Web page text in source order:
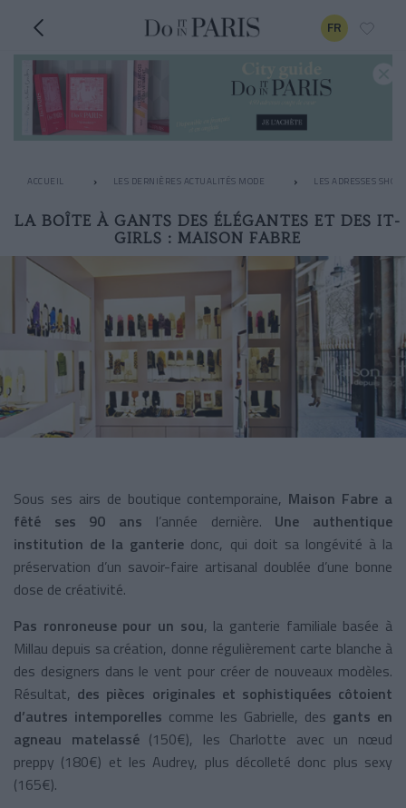
FR
ACCUEIL LES DERNIÈRES ACTUALITÉS MODE LES ADRESSES
LA BOÎTE À GANTS DES ÉLÉGANTES ET DES IT-
GIRLS : MAISON FABRE
Sous ses airs de boutique contemporaine, Maison Fabre a
fêté ses 90 ans l’année dernière. Une authentique
institution de la ganterie donc, qui doit sa longévité à la
préservation d’un savoir-faire artisanal doublée d’une bonne
dose de créativité.
Pas ronroneuse pour un sou, la ganterie familiale basée à
Millau depuis sa création, donne régulièrement carte blanche à
des designers dans le vent pour créer de nouveaux modèles.
Résultat, des pièces originales et sophistiquées côtoient
d’autres intemporelles comme les Gabrielle, des gants en
agneau matelassé(150€), les Charlotte avec un nœud
preppy (180€) et les Audrey, plus décolleté donc plus sexy
(165€).